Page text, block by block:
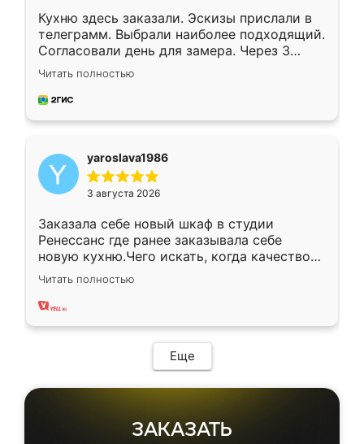
Кухню здесь заказали. Эскизы прислали в
телеграмм. Выбрали наиболее подходящий.
Согласовали день для замера. Через 3
недели кухня была уже готова. Остались
довольны работой. Спасибо Ренессанс
мебель за качественную работу!
Читать полностью
yaroslava1986
3 августа 2026
Заказала себе новый шкаф в студии
Ренессанс где ранее заказывала себе
новую кухню.Чего искать, когда качеством
вполне довольна. Служит кухня уже почти
два года, нареканий нет.
Читать полностью
Еще
ЗАКАЗАТЬ